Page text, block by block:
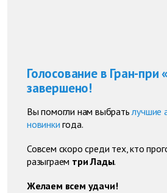
Голосование в Гран-при
завершено!
Вы помогли нам выбрать лучшие
новинки года.
Совсем скоро среди тех, кто
разыграем три Лады.
Желаем всем удачи!